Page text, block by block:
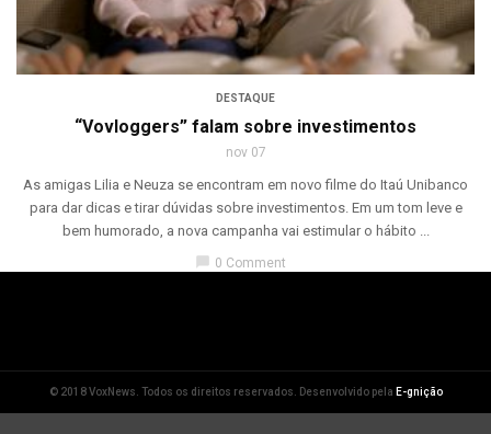
DESTAQUE
“Vovloggers” falam sobre investimentos
nov 07
As amigas Lilia e Neuza se encontram em novo filme do Itaú Unibanco
para dar dicas e tirar dúvidas sobre investimentos. Em um tom leve e
bem humorado, a nova campanha vai estimular o hábito ...
chat_bubble 0 Comment
© 2018 VoxNews. Todos os direitos reservados. Desenvolvido pela E-gnição